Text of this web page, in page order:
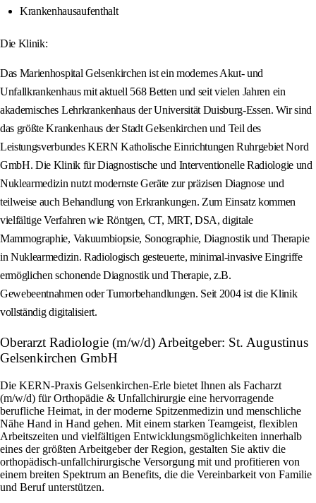
Krankenhausaufenthalt
Die Klinik:
Das Marienhospital Gelsenkirchen ist ein modernes Akut- und
Unfallkrankenhaus mit aktuell 568 Betten und seit vielen Jahren ein
akademisches Lehrkrankenhaus der Universität Duisburg-Essen. Wir sind
das größte Krankenhaus der Stadt Gelsenkirchen und Teil des
Leistungsverbundes KERN Katholische Einrichtungen Ruhrgebiet Nord
GmbH. Die Klinik für Diagnostische und Interventionelle Radiologie und
Nuklearmedizin nutzt modernste Geräte zur präzisen Diagnose und
teilweise auch Behandlung von Erkrankungen. Zum Einsatz kommen
vielfältige Verfahren wie Röntgen, CT, MRT, DSA, digitale
Mammographie, Vakuumbiopsie, Sonographie, Diagnostik und Therapie
in Nuklearmedizin. Radiologisch gesteuerte, minimal-invasive Eingriffe
ermöglichen schonende Diagnostik und Therapie, z.B.
Gewebeentnahmen oder Tumorbehandlungen. Seit 2004 ist die Klinik
vollständig digitalisiert.
Oberarzt Radiologie (m/w/d) Arbeitgeber: St. Augustinus
Gelsenkirchen GmbH
Die KERN-Praxis Gelsenkirchen-Erle bietet Ihnen als Facharzt
(m/w/d) für Orthopädie & Unfallchirurgie eine hervorragende
berufliche Heimat, in der moderne Spitzenmedizin und menschliche
Nähe Hand in Hand gehen. Mit einem starken Teamgeist, flexiblen
Arbeitszeiten und vielfältigen Entwicklungsmöglichkeiten innerhalb
eines der größten Arbeitgeber der Region, gestalten Sie aktiv die
orthopädisch-unfallchirurgische Versorgung mit und profitieren von
einem breiten Spektrum an Benefits, die die Vereinbarkeit von Familie
und Beruf unterstützen.